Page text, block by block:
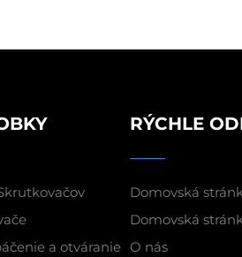
a otváranie
RÝCHLE
Domovská
Domovská
O nás